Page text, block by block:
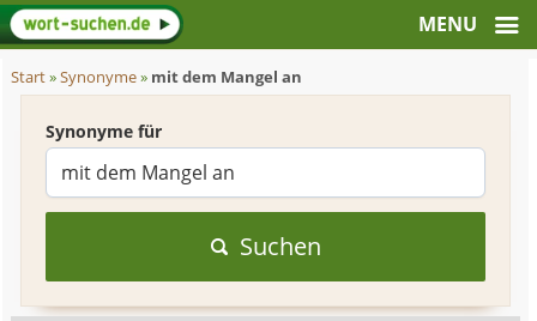
Start»Synonyme» mit dem Mangel an
Synonyme für
Suchen